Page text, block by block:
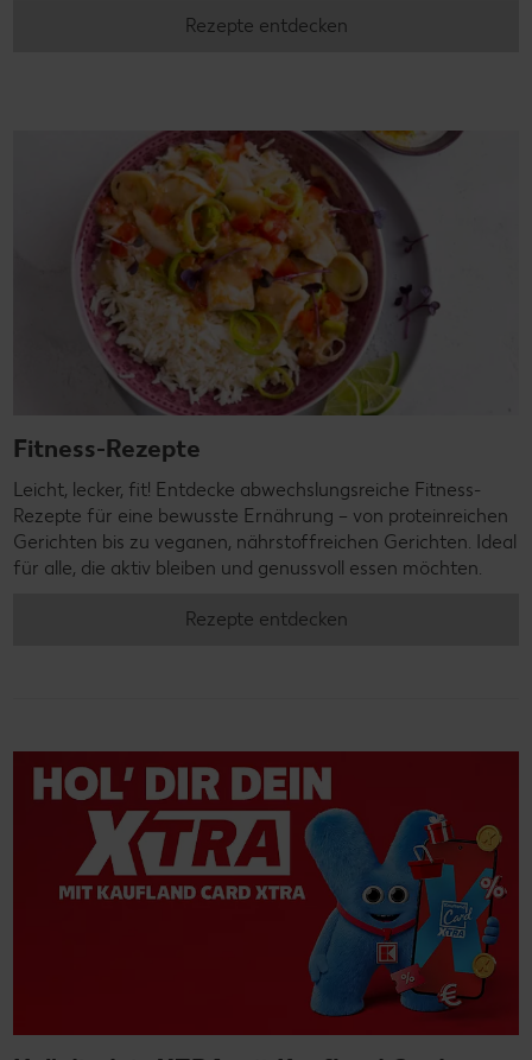
Rezepte entdecken
Fitness-Rezepte
Leicht, lecker, fit! Entdecke abwechslungsreiche Fitness-
Rezepte für eine bewusste Ernährung – von proteinreichen
Gerichten bis zu veganen, nährstoffreichen Gerichten. Ideal
für alle, die aktiv bleiben und genussvoll essen möchten.
Rezepte entdecken